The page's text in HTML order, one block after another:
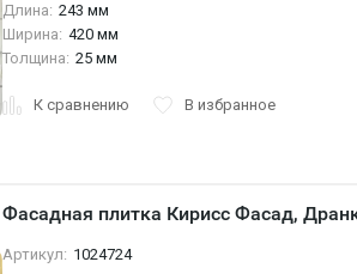
Длина: 243 мм
Ширина: 420 мм
Толщина: 25 мм
К сравнению В избранное
Фасадная плитка Кирисс Фасад,
Артикул: 1024724